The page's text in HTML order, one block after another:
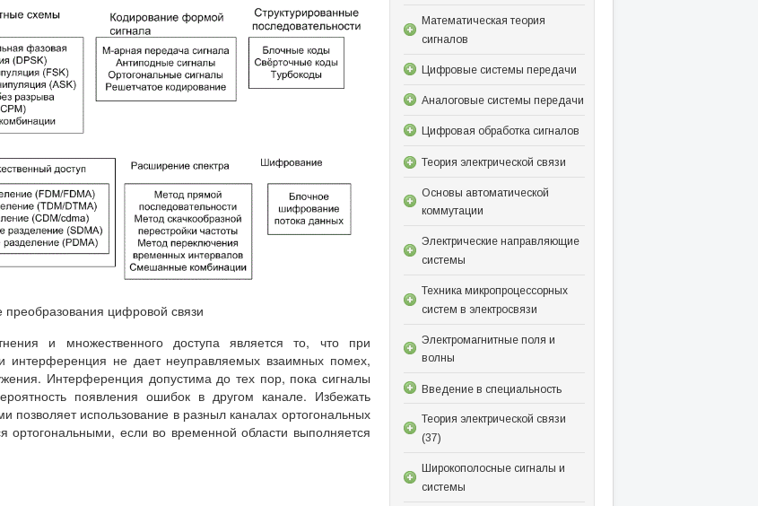
цифровой связи
и множественного доступа является то, что при
интерференция не дает неуправляемых взаимных помех,
Интерференция допустима до тех пор, пока сигналы
появления ошибок в другом канале. Избежать
использование в разныл каналах ортогональных
если во временной области выполняется
Математическая теория
сигналов
Цифровые системы передачи
Аналоговые системы передачи
Цифровая обработка сигналов
Теория электрической связи
Основы автоматической
коммутации
Электрические направляющие
системы
Техника микропроцессорных
систем в электросвязи
Электромагнитные поля и
волны
Введение в специальность
Теория электрической связи
(37)
Широкополосные сигналы и
системы